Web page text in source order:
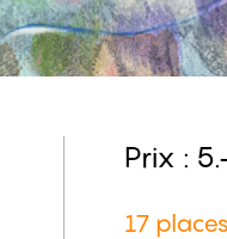
Prix :
17